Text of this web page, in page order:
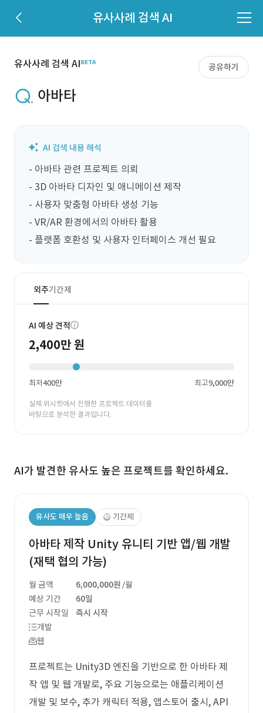
유사사례 검색 AI
유사사례 검색 AI 공유하기
아바타
- 아바타 관련 프로젝트 의뢰
- 3D 아바타 디자인 및 애니메이션 제작
- 사용자 맞춤형 아바타 생성 기능
- VR/AR 환경에서의 아바타 활용
- 플랫폼 호환성 및 사용자 인터페이스 개선 필요
외주기간제
AI 예상 견적
2,400만 원
최저400만 최고9,000만
실제 위시켓에서 진행한 프로젝트 데이터를
바탕으로 분석한 결과입니다.
AI가 발견한 유사도 높은 프로젝트를 확인하세요.
유사도 매우 높음 기간제
아바타 제작 Unity 유니티 기반 앱/웹 개발
(재택 협의 가능)
월 금액 6,000,000원 /월
예상 기간
60일
근무 시작일
즉시 시작
개발
웹
프로젝트는 Unity3D 엔진을 기반으로 한 아바타 제
작 앱 및 웹 개발로, 주요 기능으로는 애플리케이션
개발 및 보수, 추가 캐릭터 적용, 앱스토어 출시, API